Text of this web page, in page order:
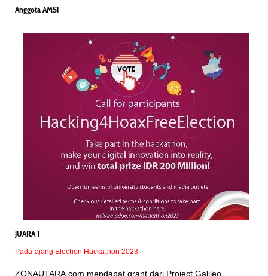
Anggota AMSI
JUARA 1
Pada ajang Election Hackathon 2023
ZONAUTARA.com mendapat grant dari Project Galileo